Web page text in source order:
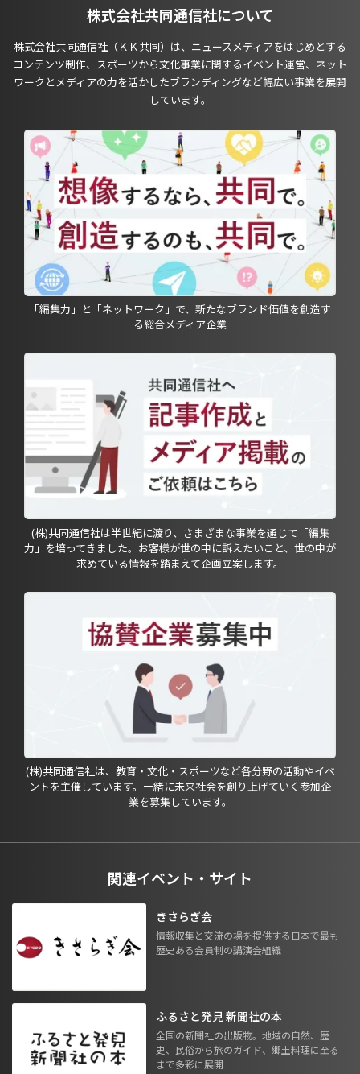
株式会社共同通信社について
株式会社共同通信社（ＫＫ共同）は、ニュースメディアをはじめとする
コンテンツ制作、スポーツから文化事業に関するイベント運営、ネット
ワークとメディアの力を活かしたブランディングなど幅広い事業を展開
しています。
「編集力」と「ネットワーク」で、新たなブランド価値を創造す
る総合メディア企業
(株)共同通信社は半世紀に渡り、さまざまな事業を通じて「編集
力」を培ってきました。お客様が世の中に訴えたいこと、世の中が
求めている情報を踏まえて企画立案します。
(株)共同通信社は、教育・文化・スポーツなど各分野の活動やイベ
ントを主催しています。一緒に未来社会を創り上げていく参加企
業を募集しています。
関連イベント・サイト
きさらぎ会
情報収集と交流の場を提供する日本で最も
歴史ある会員制の講演会組織
ふるさと発見 新聞社の本
全国の新聞社の出版物。地域の自然、歴
史、民俗から旅のガイド、郷土料理に至る
まで多彩に展開